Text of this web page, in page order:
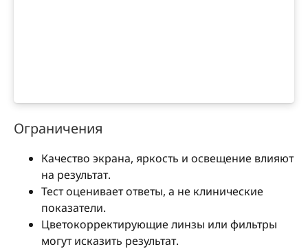
Ограничения
Качество экрана, яркость и освещение влияют
на результат.
Тест оценивает ответы, а не клинические
показатели.
Цветокорректирующие линзы или фильтры
могут исказить результат.